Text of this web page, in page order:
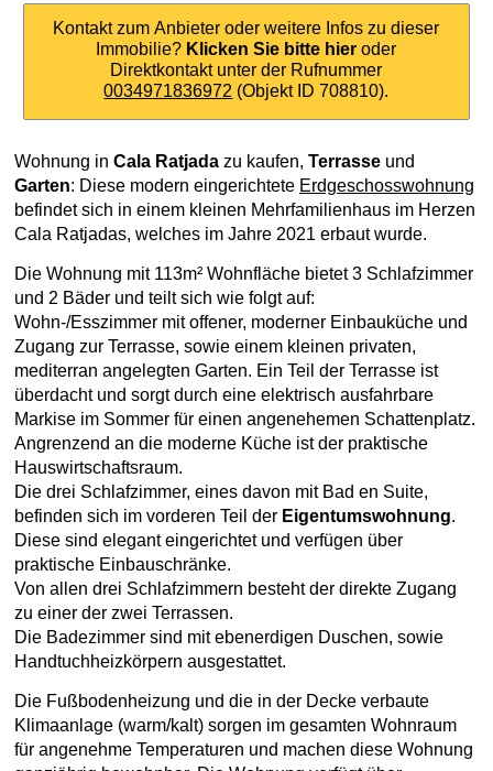
Kontakt zum Anbieter oder weitere Infos zu dieser
Immobilie? Klicken Sie bitte hier oder
Direktkontakt unter der Rufnummer
0034971836972 (Objekt ID 708810).
Wohnung in Cala Ratjada zu kaufen, Terrasse und
Garten: Diese modern eingerichtete Erdgeschosswohnung
befindet sich in einem kleinen Mehrfamilienhaus im Herzen
Cala Ratjadas, welches im Jahre 2021 erbaut wurde.
Die Wohnung mit 113m² Wohnfläche bietet 3 Schlafzimmer
und 2 Bäder und teilt sich wie folgt auf:
Wohn-/Esszimmer mit offener, moderner Einbauküche und
Zugang zur Terrasse, sowie einem kleinen privaten,
mediterran angelegten Garten. Ein Teil der Terrasse ist
überdacht und sorgt durch eine elektrisch ausfahrbare
Markise im Sommer für einen angenehemen Schattenplatz.
Angrenzend an die moderne Küche ist der praktische
Hauswirtschaftsraum.
Die drei Schlafzimmer, eines davon mit Bad en Suite,
befinden sich im vorderen Teil der Eigentumswohnung.
Diese sind elegant eingerichtet und verfügen über
praktische Einbauschränke.
Von allen drei Schlafzimmern besteht der direkte Zugang
zu einer der zwei Terrassen.
Die Badezimmer sind mit ebenerdigen Duschen, sowie
Handtuchheizkörpern ausgestattet.
Die Fußbodenheizung und die in der Decke verbaute
Klimaanlage (warm/kalt) sorgen im gesamten Wohnraum
für angenehme Temperaturen und machen diese Wohnung